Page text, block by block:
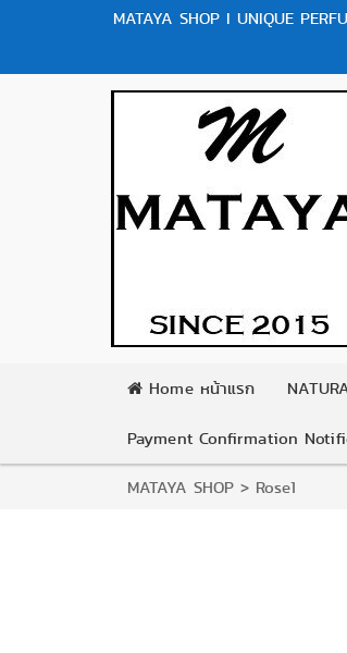
MATAYA SHOP I UNIQUE
Home หน้าแรก
Payment Confirmation
MATAYA SHOP > Rose1